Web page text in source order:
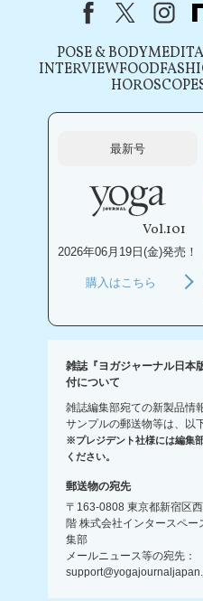
FacebookX（旧
POSE & BODY
INTERVIEWFOOD
HOROSCOPE
最新号
Vol.101
2026年06月19日(金)発売！
購入はこちら
雑誌『ヨガジャーナル日本
付について
雑誌編集部宛ての新製品情
サンプルの郵送物等は、以
※プレジデント社様には編集
ください。
郵送物の宛先
〒163-0808 東京都新宿区
階 株式会社インタースペ
集部
メールニュース等の宛先：